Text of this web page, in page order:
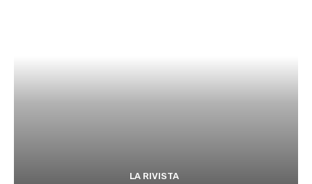
LA RIVISTA